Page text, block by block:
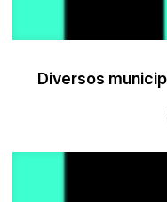
Diversos